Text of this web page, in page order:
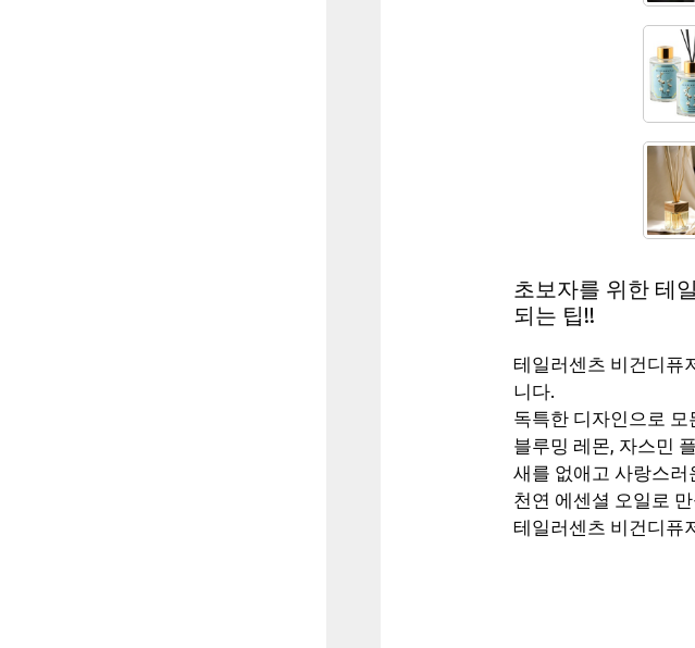
초보자를 위한 테
되는 팁!!
테일러센츠 비건디퓨
니다.
독특한 디자인으로 모
블루밍 레몬, 자스민
새를 없애고 사랑스러
천연 에센셜 오일로
테일러센츠 비건디퓨